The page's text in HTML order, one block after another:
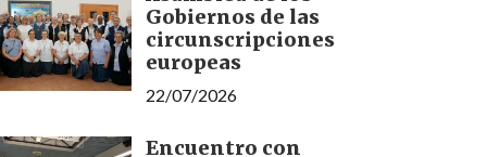
Gobiernos de las
circunscripciones
europeas
22/07/2026
Encuentro con